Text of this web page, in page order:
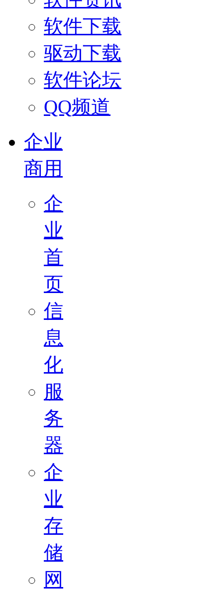
软件下载
驱动下载
软件论坛
QQ频道
企业
商用
企
业
首
页
信
息
化
服
务
器
企
业
存
储
网